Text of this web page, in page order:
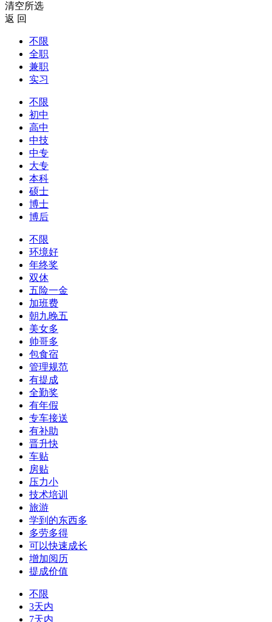
清空所选
返 回
不限
全职
兼职
实习
不限
初中
高中
中技
中专
大专
本科
硕士
博士
博后
不限
环境好
年终奖
双休
五险一金
加班费
朝九晚五
美女多
帅哥多
包食宿
管理规范
有提成
全勤奖
有年假
专车接送
有补助
晋升快
车贴
房贴
压力小
技术培训
旅游
学到的东西多
多劳多得
可以快速成长
增加阅历
提成价值
不限
3天内
7天内